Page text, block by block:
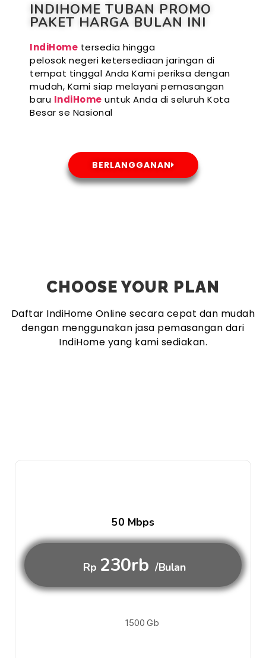
INDIHOME TUBAN PROMO
PAKET HARGA BULAN INI
IndiHome tersedia hingga
pelosok negeri ketersediaan jaringan di
tempat tinggal Anda Kami periksa dengan
mudah, Kami siap melayani pemasangan
baru IndiHome untuk Anda di seluruh Kota
Besar se Nasional
BERLANGGANAN
CHOOSE YOUR PLAN
Daftar IndiHome Online secara cepat dan mudah
dengan menggunakan jasa pemasangan dari
IndiHome yang kami sediakan.
50 Mbps
Rp 230rb /Bulan
1500 Gb